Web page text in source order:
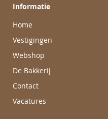
Informatie
Home
Vestigingen
Webshop
De Bakkerij
Contact
Vacatures